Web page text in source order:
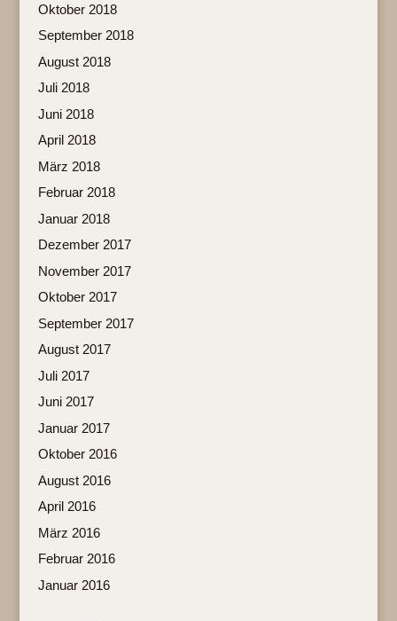
Oktober 2018
September 2018
August 2018
Juli 2018
Juni 2018
April 2018
März 2018
Februar 2018
Januar 2018
Dezember 2017
November 2017
Oktober 2017
September 2017
August 2017
Juli 2017
Juni 2017
Januar 2017
Oktober 2016
August 2016
April 2016
März 2016
Februar 2016
Januar 2016